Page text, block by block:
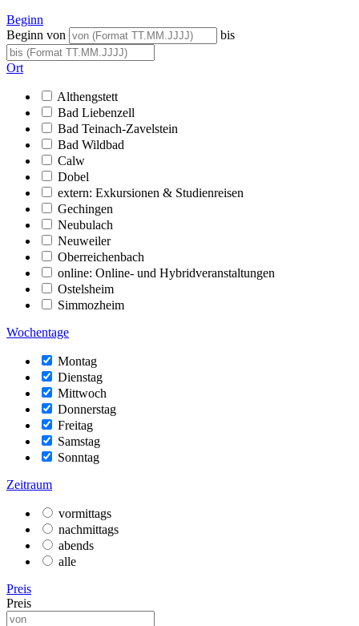
Beginn
Beginn von
bis
Ort
Althengstett
Bad Liebenzell
Bad Teinach-Zavelstein
Bad Wildbad
Calw
Dobel
extern: Exkursionen & Studienreisen
Gechingen
Neubulach
Neuweiler
Oberreichenbach
online: Online- und Hybridveranstaltungen
Ostelsheim
Simmozheim
Wochentage
Montag
Dienstag
Mittwoch
Donnerstag
Freitag
Samstag
Sonntag
Zeitraum
vormittags
nachmittags
abends
alle
Preis
Preis